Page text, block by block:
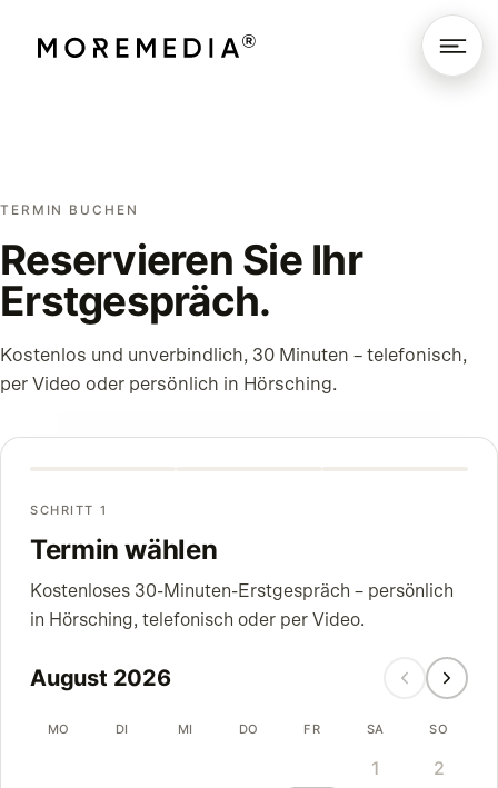
TERMIN BUCHEN
Reservieren Sie Ihr
Erstgespräch.
Kostenlos und unverbindlich, 30 Minuten – telefonisch,
per Video oder persönlich in Hörsching.
SCHRITT 1
Termin wählen
Kostenloses 30-Minuten-Erstgespräch – persönlich
in Hörsching, telefonisch oder per Video.
August 2026
MO DI MI DO FR SA SO
1
2